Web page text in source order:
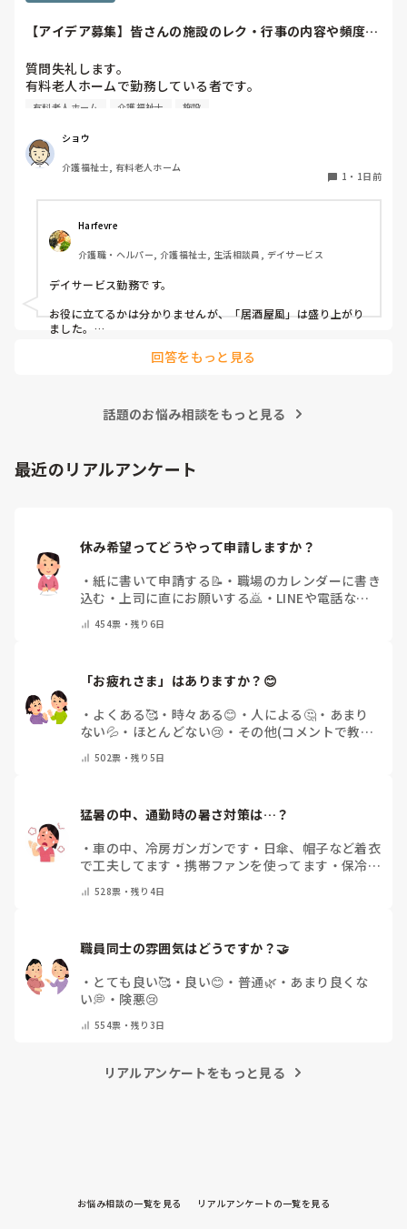
【アイデア募集】皆さんの施設のレク・行事の内容や頻度を
質問失礼します。
有料老人ホームで勤務している者です。
のくらいの頻度で行っているのか参考にさせていただきたく
質問いたしました。
うちの施設では現在、以下のような取り組みを行っていま
毎月：「カフェ」と称して少し豪華なおやつとコーヒー・緑
茶等の提供、カレンダー作り
隔月： ランチのテイクアウトイベント
その他： 季節ごとの定期的な行事(運動会や七夕など)
きたなと感じており、新しく喜ばれるようなアイデアを探し
イベントをしている」「年〇回、こんな大型行事がある」
と嬉しいです。
有料老人ホーム 介護福祉士 施設
ショウ
介護福祉士, 有料老人ホーム
1 ・ 1日前
Harfevre
介護職・ヘルパー, 介護福祉士, 生活相談員, デイサービス
デイサービス勤務です。
お役に立てるかは分かりませんが、「居酒屋風」は盛り上がり
ました。
回答をもっと見る
話題のお悩み相談をもっと見る
最近のリアルアンケート
休み希望ってどうやって申請しますか？
・紙に書いて申請する📝 ・ 職場のカレンダーに書き
込む ・ 上司に直にお願いする🙇 ・ LINEや電話など
454票・残り6日
「お疲れさま」はありますか？😊
・ よくある🥰 ・ 時々ある😊 ・ 人による🤔 ・ あまり
ない💦 ・ ほとんどない😢 ・ その他(コメントで教え
502票・残り5日
猛暑の中、通勤時の暑さ対策は…？
・車の中、冷房ガンガンです ・ 日傘、帽子など着衣
で工夫してます ・携帯ファンを使ってます ・ 保冷剤
ん ・その他（コメントで教えて下さい）
528票・残り4日
職員同士の雰囲気はどうですか？🤝
・ とても良い🥰 ・ 良い😊 ・ 普通🌿 ・ あまり良くな
い💭 ・ 険悪😢
554票・残り3日
リアルアンケートをもっと見る
お悩み相談の一覧を見る リアルアンケートの一覧を見る